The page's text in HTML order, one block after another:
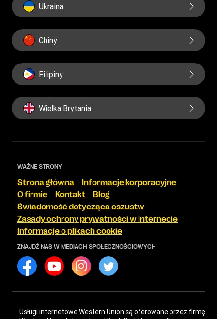
Ukraina
Chiny
Filipiny
Wielka Brytania
WAŻNE STRONY
Strona główna
Informacje korporacyjne
O firmie
Kontakt
Blog
Świadomość dotycząca oszustw
Zasady ochrony prywatności w Internecie
Informacje o plikach cookie
ZNAJDŹ NAS W MEDIACH SPOŁECZNOŚCIOWYCH
Usługi internetowe Western Union są oferowane przez firmę